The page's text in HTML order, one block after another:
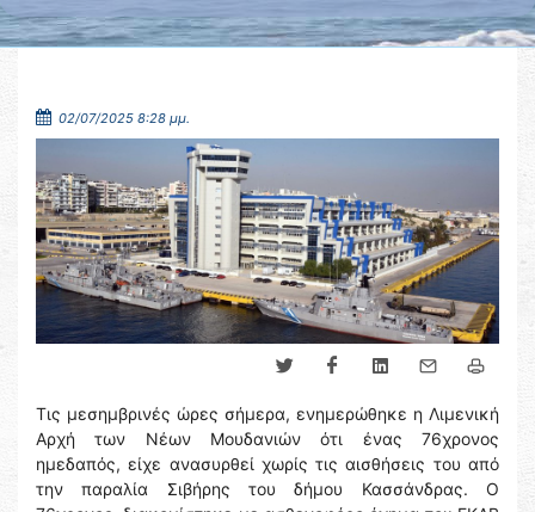
02/07/2025 8:28 μμ.
Τις μεσημβρινές ώρες σήμερα, ενημερώθηκε η Λιμενική
Αρχή των Νέων Μουδανιών ότι ένας 76χρονος
ημεδαπός, είχε ανασυρθεί χωρίς τις αισθήσεις του από
την παραλία Σιβήρης του δήμου Κασσάνδρας. Ο